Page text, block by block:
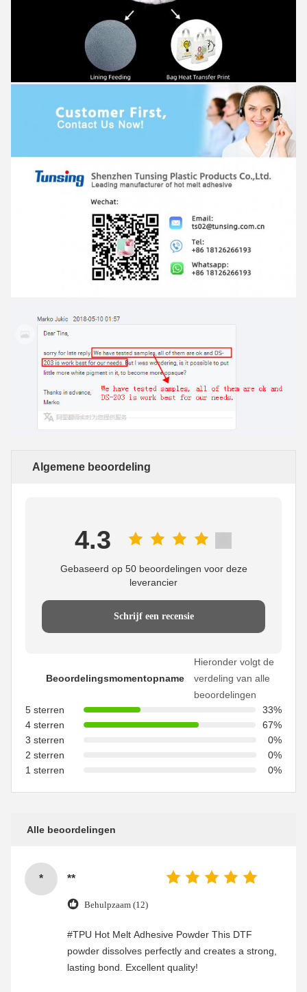
Algemene beoordeling
4.3
Gebaseerd op 50 beoordelingen voor deze
leverancier
Schrijf een recensie
Beoordelingsmomentopname
Hieronder volgt de
verdeling van alle
beoordelingen
5 sterren
33%
4 sterren
67%
3 sterren
0%
2 sterren
0%
1 sterren
0%
Alle beoordelingen
* **
Behulpzaam (12)
#TPU Hot Melt Adhesive Powder This DTF
powder dissolves perfectly and creates a strong,
lasting bond. Excellent quality!